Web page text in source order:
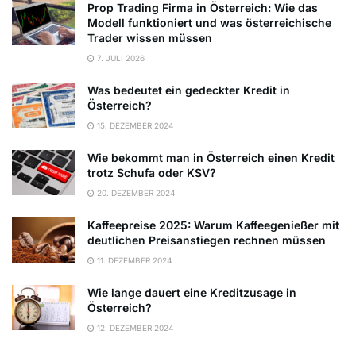
Prop Trading Firma in Österreich: Wie das
Modell funktioniert und was österreichische
Trader wissen müssen
7. JULI 2026
Was bedeutet ein gedeckter Kredit in
Österreich?
15. DEZEMBER 2024
Wie bekommt man in Österreich einen Kredit
trotz Schufa oder KSV?
20. DEZEMBER 2024
Kaffeepreise 2025: Warum Kaffeegenießer mit
deutlichen Preisanstiegen rechnen müssen
11. DEZEMBER 2024
Wie lange dauert eine Kreditzusage in
Österreich?
12. DEZEMBER 2024